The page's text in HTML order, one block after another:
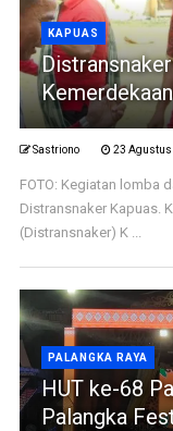
KAPUAS
Sastriono 23 Agustus
FOTO: Kegiatan lomba
Distransnaker Kapuas.
(Distransnaker) K ...
PALANGKA RAYA
HUT ke-68
Palangka